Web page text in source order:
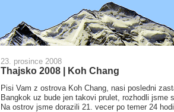
23. prosince 2008
Thajsko 2008 | Koh Chang
Pisi Vam z ostrova Koh Chang, nasi posledni
Bangkok uz bude jen takovi prulet, rozhodli jsme
Na ostrov jsme dorazili 21. vecer po temer 24